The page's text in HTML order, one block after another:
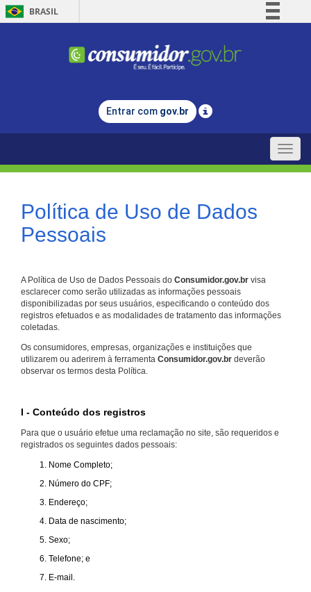
BRASIL
Comunica BR
Legislação
Entrar com gov.br
Toggle
Política de Uso de Dados
Pessoais
A Política de Uso de Dados Pessoais do Consumidor.gov.br visa
esclarecer como serão utilizadas as informações pessoais
disponibilizadas por seus usuários, especificando o conteúdo dos
registros efetuados e as modalidades de tratamento das informações
coletadas.
Os consumidores, empresas, organizações e instituições que
utilizarem ou aderirem à ferramenta Consumidor.gov.br deverão
observar os termos desta Política.
I - Conteúdo dos registros
Para que o usuário efetue uma reclamação no site, são requeridos e
registrados os seguintes dados pessoais:
Nome Completo;
Número do CPF;
Endereço;
Data de nascimento;
Sexo;
Telefone; e
E-mail.